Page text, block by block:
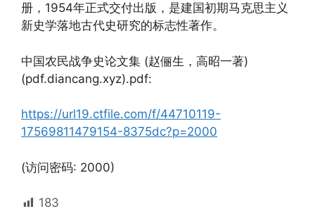
册，1954年正式交付出版，是建国初期马克思主义
新史学落地古代史研究的标志性著作。
中国农民战争史论文集 (赵俪生，高昭一著)
(pdf.diancang.xyz).pdf:
https://url19.ctfile.com/f/44710119-
17569811479154-8375dc?p=2000
(访问密码: 2000)
183